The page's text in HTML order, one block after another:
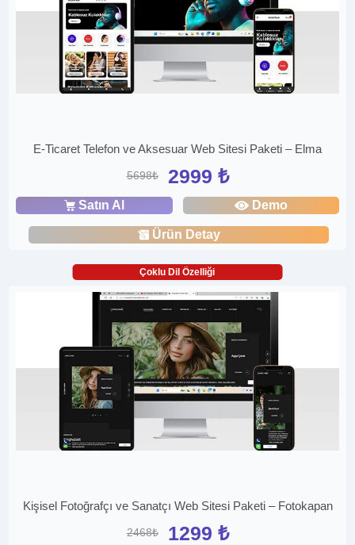
E-Ticaret Telefon ve Aksesuar Web Sitesi Paketi – Elma
5698₺ 2999 ₺
Satın Al Demo
Ürün Detay
Çoklu Dil Özelliği
Kişisel Fotoğrafçı ve Sanatçı Web Sitesi Paketi – Fotokapan
2468₺ 1299 ₺